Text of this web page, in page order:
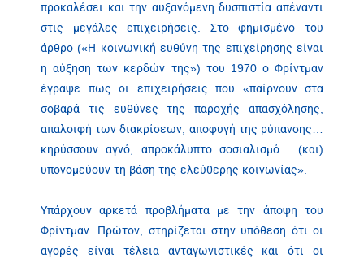
προκαλέσει και την αυξανόμενη δυσπιστία απέναντι
στις μεγάλες επιχειρήσεις. Στο φημισμένο του
άρθρο («Η κοινωνική ευθύνη της επιχείρησης είναι
η αύξηση των κερδών της») του 1970 ο Φρίντμαν
έγραψε πως οι επιχειρήσεις που «παίρνουν στα
σοβαρά τις ευθύνες της παροχής απασχόλησης,
απαλοιφή των διακρίσεων, αποφυγή της ρύπανσης…
κηρύσσουν αγνό, απροκάλυπτο σοσιαλισμό… (και)
υπονομεύουν τη βάση της ελεύθερης κοινωνίας».
Υπάρχουν αρκετά προβλήματα με την άποψη του
Φρίντμαν. Πρώτον, στηρίζεται στην υπόθεση ότι οι
αγορές είναι τέλεια ανταγωνιστικές και ότι οι